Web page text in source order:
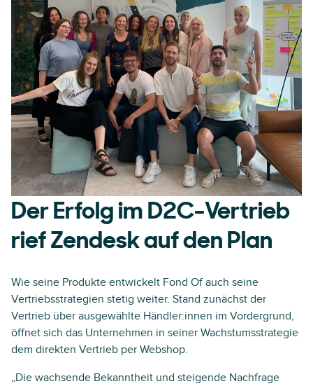
Der Erfolg im D2C-Vertrieb
rief Zendesk auf den Plan
Wie seine Produkte entwickelt Fond Of auch seine
Vertriebsstrategien stetig weiter. Stand zunächst der
Vertrieb über ausgewählte Händler:innen im Vordergrund,
öffnet sich das Unternehmen in seiner Wachstumsstrategie
dem direkten Vertrieb per Webshop.
„Die wachsende Bekanntheit und steigende Nachfrage